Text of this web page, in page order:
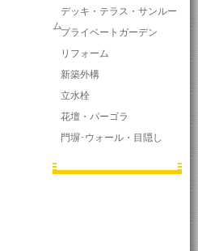
デッキ・テラス・サンルー
ム
プライベートガーデン
リフォーム
新築外構
立水栓
花壇・パーゴラ
門塀･ウォール・目隠し